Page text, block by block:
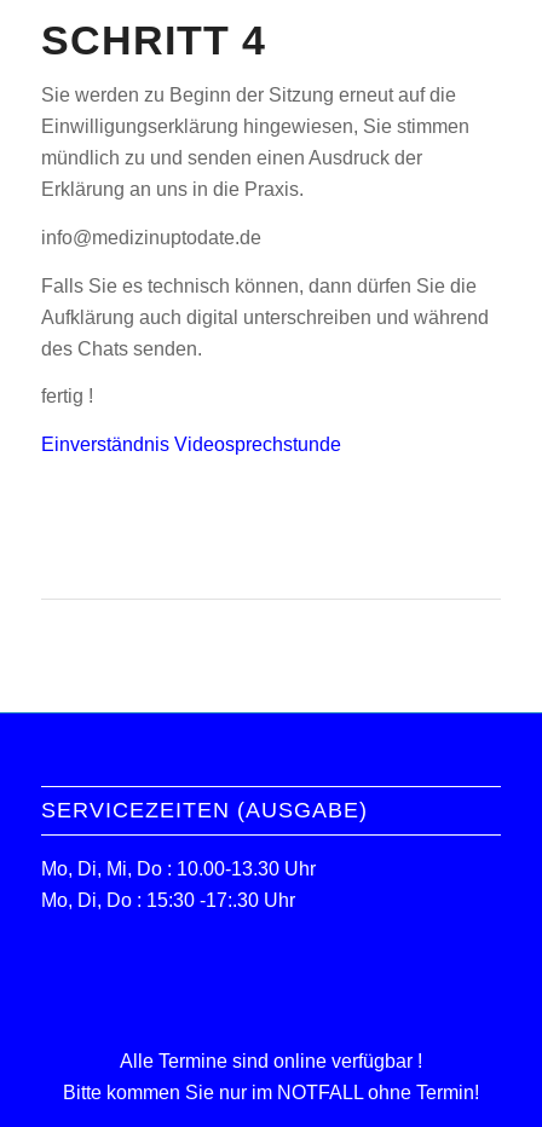
SCHRITT 4
Sie werden zu Beginn der Sitzung erneut auf die
Einwilligungserklärung hingewiesen, Sie stimmen
mündlich zu und senden einen Ausdruck der
Erklärung an uns in die Praxis.
info@medizinuptodate.de
Falls Sie es technisch können, dann dürfen Sie die
Aufklärung auch digital unterschreiben und während
des Chats senden.
fertig !
Einverständnis Videosprechstunde
SERVICEZEITEN (AUSGABE)
Mo, Di, Mi, Do : 10.00-13.30 Uhr
Mo, Di, Do : 15:30 -17:.30 Uhr
Alle Termine sind online verfügbar !
Bitte kommen Sie nur im NOTFALL ohne Termin!